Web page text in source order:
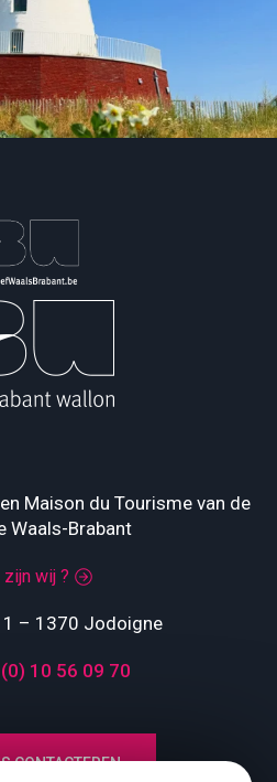
Maison du Tourisme van de
Waals-Brabant
zijn wij ?
1 – 1370 Jodoigne
10 56 09 70
CONTACTEREN